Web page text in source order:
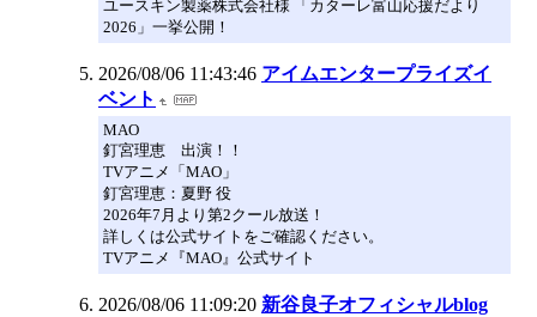
ユースキン製薬株式会社様 「カターレ富山応援だより
2026」一挙公開！
2026/08/06 11:43:46 アイムエンタープライズイ
ベント
MAO
釘宮理恵 出演！！
TVアニメ「MAO」
釘宮理恵：夏野 役
2026年7月より第2クール放送！
詳しくは公式サイトをご確認ください。
TVアニメ『MAO』公式サイト
2026/08/06 11:09:20 新谷良子オフィシャルblog